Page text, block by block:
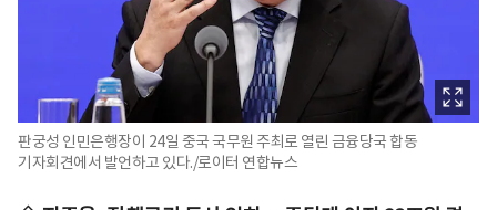
판궁성 인민은행장이 24일 중국 국무원 주최로 열린 금융당국 합동
기자회견에서 발언하고 있다./로이터 연합뉴스